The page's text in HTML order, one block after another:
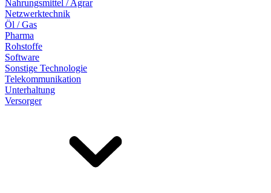
Nahrungsmittel / Agrar
Netzwerktechnik
Öl / Gas
Pharma
Rohstoffe
Software
Sonstige Technologie
Telekommunikation
Unterhaltung
Versorger